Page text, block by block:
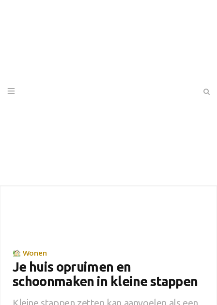
Wonen
Je huis opruimen en
schoonmaken in kleine stappen